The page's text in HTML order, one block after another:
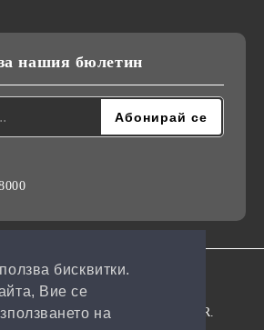
бисквитки.
Вие се
на
нашия бюлетин
GDPR
е 100% съобразен с GDPR.